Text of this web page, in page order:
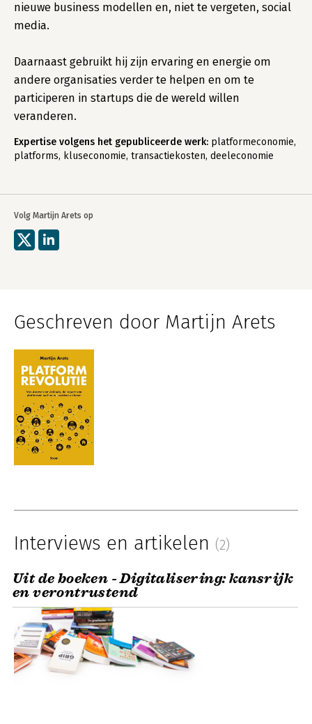
Volg Martijn Arets op
nieuwe business modellen en, niet te vergeten, social
media.
Daarnaast gebruikt hij zijn ervaring en energie om
andere organisaties verder te helpen en om te
participeren in startups die de wereld willen
veranderen.
Expertise volgens het gepubliceerde werk: platformeconomie,
platforms, kluseconomie, transactiekosten, deeleconomie
Geschreven door Martijn Arets
Interviews en artikelen (2)
Uit de boeken - Digitalisering: kansrijk
en verontrustend